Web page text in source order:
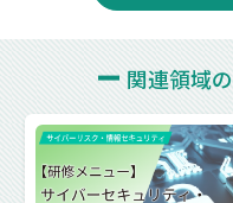
関連領域の